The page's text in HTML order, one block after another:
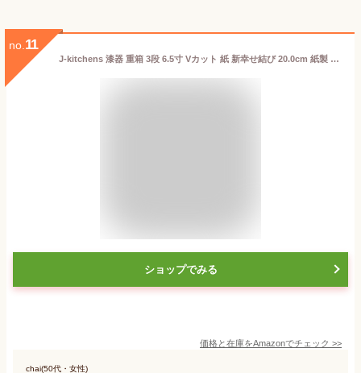
no. 11
J-kitchens 漆器 重箱 3段 6.5寸 Vカット 紙 新幸せ結び 20.0cm 紙製 お重 お重箱 日本製
ショップでみる
価格と在庫をAmazonでチェック >>
chai(50代・女性)